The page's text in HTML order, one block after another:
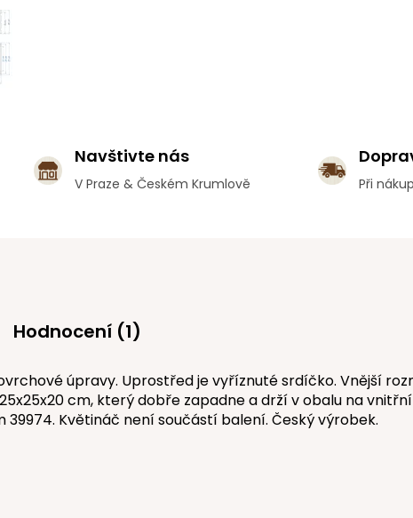
Navštivte nás
V Praze & Českém Krumlově Při
Hodnocení (1)
úpravy. Uprostřed je vyříznuté srdíčko. Vnější
cm, který dobře zapadne a drží v obalu na
Květináč není součástí balení. Český výrobek.